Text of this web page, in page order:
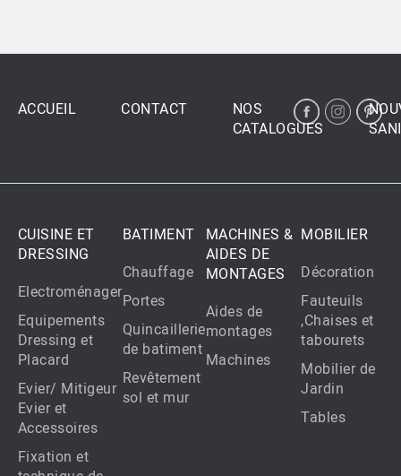
ACCUEIL CONTACT
NOS
CATALOGUES
CUISINE ET
DRESSING
Electroménager
Equipements
Dressing et
Placard
Evier/ Mitigeur
Evier et
Accessoires
Fixation et
BATIMENT
Chauffage
Portes
Quincaillerie
de batiment
Revêtement
sol et mur
MACHINES &
AIDES DE
MONTAGES
Aides de
montages
Machines
MOBILIER
Décoration
Fauteuils
,Chaises et
tabourets
Mobilier de
Jardin
Tables